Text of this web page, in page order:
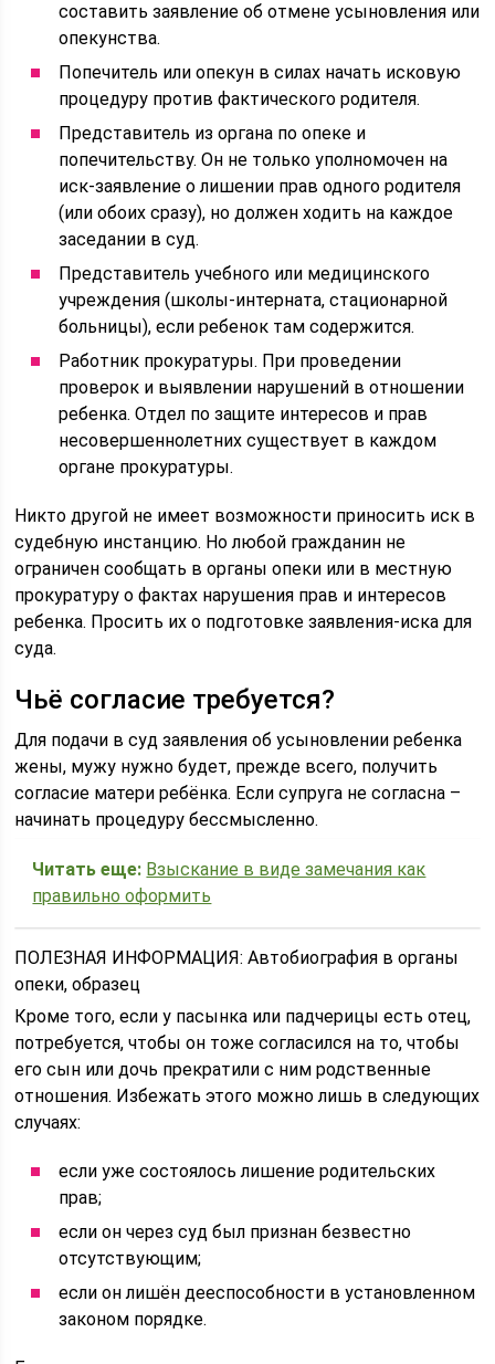
составить заявление об отмене усыновления или
опекунства.
Попечитель или опекун в силах начать исковую
процедуру против фактического родителя.
Представитель из органа по опеке и
попечительству. Он не только уполномочен на
иск-заявление о лишении прав одного родителя
(или обоих сразу), но должен ходить на каждое
заседании в суд.
Представитель учебного или медицинского
учреждения (школы-интерната, стационарной
больницы), если ребенок там содержится.
Работник прокуратуры. При проведении
проверок и выявлении нарушений в отношении
ребенка. Отдел по защите интересов и прав
несовершеннолетних существует в каждом
органе прокуратуры.
Никто другой не имеет возможности приносить иск в
судебную инстанцию. Но любой гражданин не
ограничен сообщать в органы опеки или в местную
прокуратуру о фактах нарушения прав и интересов
ребенка. Просить их о подготовке заявления-иска для
суда.
Чьё согласие требуется?
Для подачи в суд заявления об усыновлении ребенка
жены, мужу нужно будет, прежде всего, получить
согласие матери ребёнка. Если супруга не согласна –
начинать процедуру бессмысленно.
Читать еще: Взыскание в виде замечания как
правильно оформить
ПОЛЕЗНАЯ ИНФОРМАЦИЯ: Автобиография в органы
опеки, образец
Кроме того, если у пасынка или падчерицы есть отец,
потребуется, чтобы он тоже согласился на то, чтобы
его сын или дочь прекратили с ним родственные
отношения. Избежать этого можно лишь в следующих
случаях:
если уже состоялось лишение родительских
прав;
если он через суд был признан безвестно
отсутствующим;
если он лишён дееспособности в установленном
законом порядке.